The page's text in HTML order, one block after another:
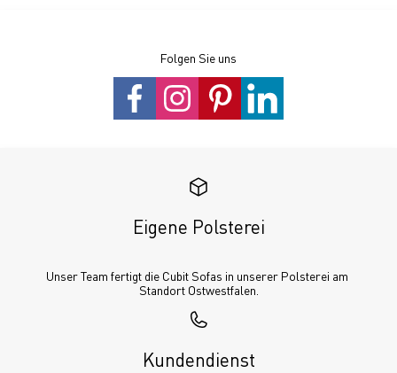
Folgen Sie uns
Eigene Polsterei
Unser Team fertigt die Cubit Sofas in unserer Polsterei am
Standort Ostwestfalen.
Kundendienst